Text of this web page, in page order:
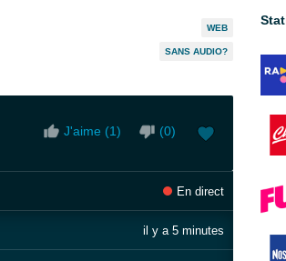
WEB
SANS AUDIO?
J'aime (1) (0)
En direct
il y a 5 minutes